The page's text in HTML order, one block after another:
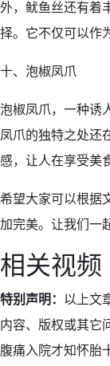
外，鱿鱼丝还有着
择。它不仅可以作
十、泡椒凤爪
泡椒凤爪，一种诱
凤爪的独特之处还
感，让人在享受美
希望大家可以根据
加完美。让我们一
相关视频
特别声明： 以上文
内容、版权或其它
腹痛入院才知怀胎